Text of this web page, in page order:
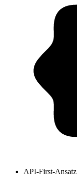
API-First-Ansatz